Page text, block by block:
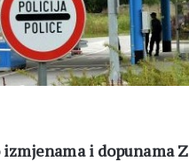
izmjenama i dopunama